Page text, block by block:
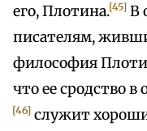
его, Плотина.[45] В
писателям,
философия
что ее сродство
[46] служит